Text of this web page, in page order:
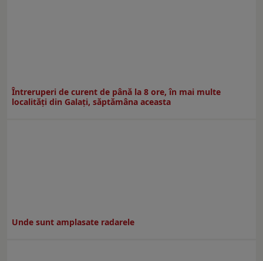
Întreruperi de curent de până la 8 ore, în mai multe
localități din Galați, săptămâna aceasta
Unde sunt amplasate radarele